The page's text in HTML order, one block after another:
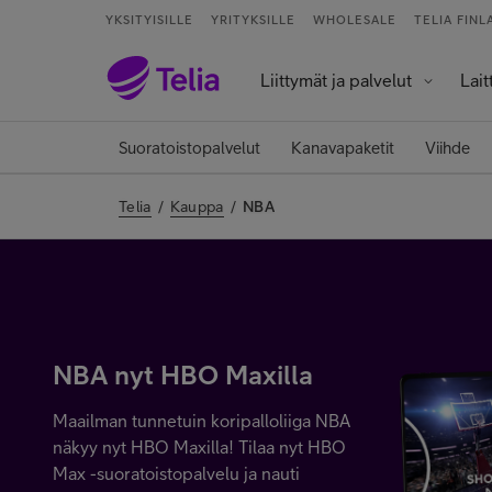
YKSITYISILLE YRITYKSILLE WHOLESALE TELIA
Liittymät ja palvelut
Suoratoistopalvelut Kanavapaketit Viihde
Telia / Kauppa / NBA
NBA nyt HBO Maxilla
Maailman tunnetuin koripalloliiga NBA
näkyy nyt HBO Maxilla! Tilaa nyt HBO
Max -suoratoistopalvelu ja nauti